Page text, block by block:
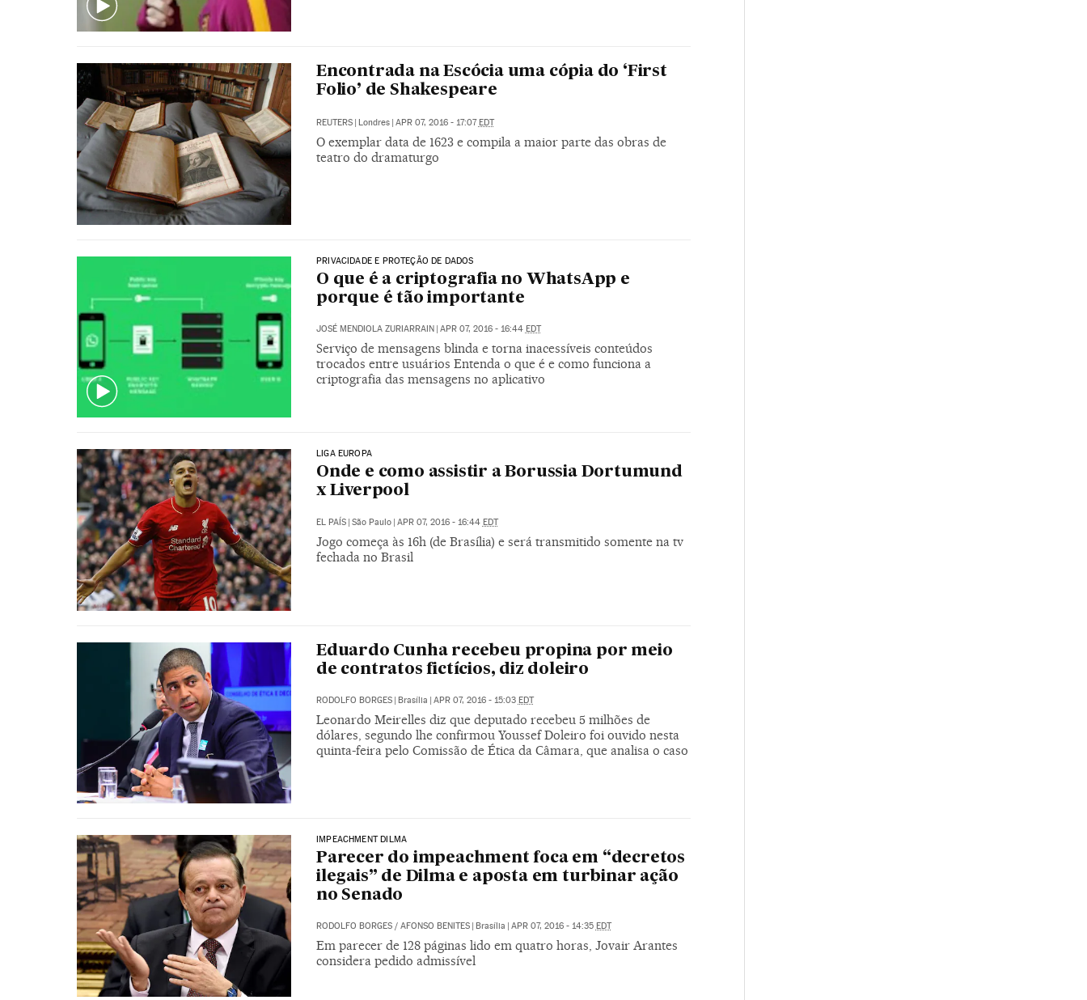
Encontrada na Escócia uma cópia do ‘First
Folio’ de Shakespeare
REUTERS Londres APR 07, 2016 - 17:07 EDT
O exemplar data de 1623 e compila a maior parte das obras de
teatro do dramaturgo
PRIVACIDADE E PROTEÇÃO DE DADOS
O que é a criptografia no WhatsApp e
porque é tão importante
JOSÉ MENDIOLA ZURIARRAIN | APR 07, 2016 - 16:44 EDT
Serviço de mensagens blinda e torna inacessíveis conteúdos
trocados entre usuários Entenda o que é e como funciona a
criptografia das mensagens no aplicativo
LIGA EUROPA
Onde e como assistir a Borussia Dortumund
x Liverpool
EL PAÍS São Paulo APR 07, 2016 - 16:44 EDT
Jogo começa às 16h (de Brasília) e será transmitido somente na tv
fechada no Brasil
Eduardo Cunha recebeu propina por meio
de contratos fictícios, diz doleiro
RODOLFO BORGES Brasília APR 07, 2016 - 15:03 EDT
Leonardo Meirelles diz que deputado recebeu 5 milhões de
dólares, segundo lhe confirmou Youssef Doleiro foi ouvido nesta
quinta-feira pelo Comissão de Ética da Câmara, que analisa o caso
IMPEACHMENT DILMA
Parecer do impeachment foca em “decretos
ilegais” de Dilma e aposta em turbinar ação
no Senado
RODOLFO BORGES/ AFONSO BENITES | Brasília | APR 07, 2016 - 14:35 EDT
Em parecer de 128 páginas lido em quatro horas, Jovair Arantes
considera pedido admissível